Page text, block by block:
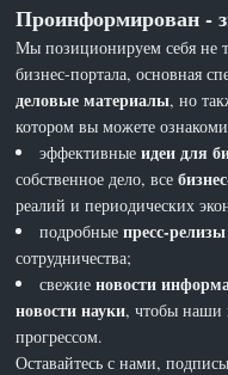
Проинформирован -
Мы позиционируем себя не
бизнес-портала, основная
деловые материалы, но
котором вы можете
эффективныеидеи для
собственное дело, все
реалий и периодических
подробныепресс-
сотрудничества;
свежиеновости
новости науки, чтобы наши
прогрессом.
Оставайтесь с нами,